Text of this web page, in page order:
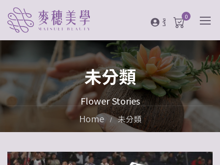
登入 0
未分類
Flower Stories
Home
未分類